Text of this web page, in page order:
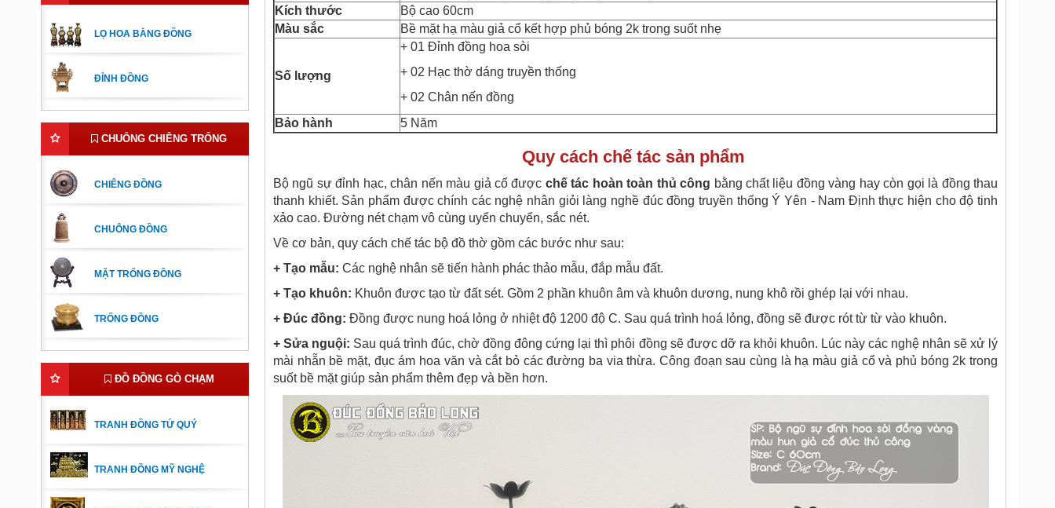
LỌ HOA BẰNG ĐỒNG
ĐỈNH ĐỒNG
CHUÔNG CHIÊNG TRỐNG
CHIÊNG ĐỒNG
CHUÔNG ĐỒNG
MẶT TRỐNG ĐỒNG
TRỐNG ĐỒNG
ĐỒ ĐỒNG GÒ CHẠM
TRANH ĐỒNG TỨ QUÝ
TRANH ĐỒNG MỸ NGHỆ
Kích thước
Bộ cao 60cm
Màu sắc
Bề mặt hạ màu giả cổ kết hợp phủ bóng 2k trong suốt nhẹ
Số lượng
+ 01 Đỉnh đồng hoa sòi
+ 02 Hạc thờ dáng truyền thống
+ 02 Chân nến đồng
Bảo hành
5 Năm
Quy cách chế tác sản phẩm
Bộ ngũ sự đỉnh hạc, chân nến màu giả cổ được chế tác hoàn toàn thủ công bằng chất liệu đồng vàng hay còn gọi là đồng thau
thanh khiết. Sản phẩm được chính các nghệ nhân giỏi làng nghề đúc đồng truyền thống Ý Yên - Nam Định thực hiện cho độ tinh
xảo cao. Đường nét chạm vô cùng uyển chuyển, sắc nét.
Về cơ bản, quy cách chế tác bộ đồ thờ gồm các bước như sau:
+ Tạo mẫu: Các nghệ nhân sẽ tiến hành phác thảo mẫu, đắp mẫu đất.
+ Tạo khuôn: Khuôn được tạo từ đất sét. Gồm 2 phần khuôn âm và khuôn dương, nung khô rồi ghép lại với nhau.
+ Đúc đồng: Đồng được nung hoá lỏng ở nhiệt độ 1200 độ C. Sau quá trình hoá lỏng, đồng sẽ được rót từ từ vào khuôn.
+ Sửa nguội: Sau quá trình đúc, chờ đồng đông cứng lại thì phôi đồng sẽ được dỡ ra khỏi khuôn. Lúc này các nghệ nhân sẽ xử lý
mài nhẵn bề mặt, đục ám hoa văn và cắt bỏ các đường ba via thừa. Công đoạn sau cùng là hạ màu giả cổ và phủ bóng 2k trong
suốt bề mặt giúp sản phẩm thêm đẹp và bền hơn.